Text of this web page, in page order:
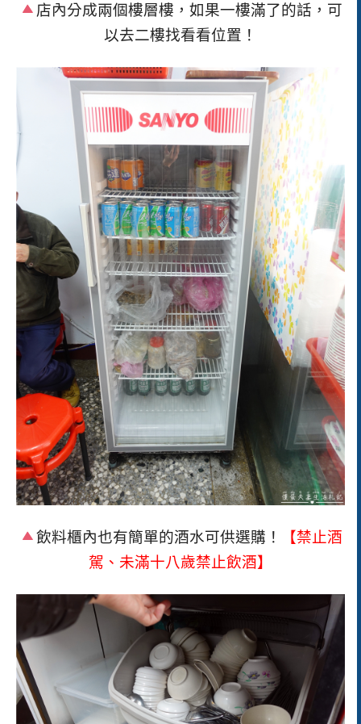
店內分成兩個樓層樓，如果一樓滿了的話，可
以去二樓找看看位置！
飲料櫃內也有簡單的酒水可供選購！
【禁止酒
駕、未滿十八歲禁止飲酒】